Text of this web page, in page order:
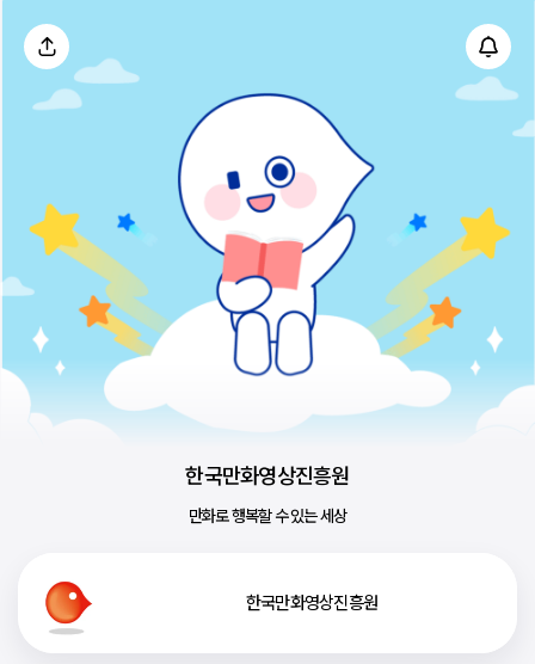
한국만화영상진흥원
만화로 행복할 수 있는 세상
한국만화영상진흥원